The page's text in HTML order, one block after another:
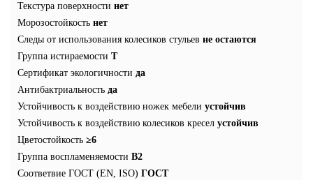
Текстура поверхности нет
Морозостойкость нет
Следы от использования колесиков стульев не остаются
Группа истираемости T
Сертификат экологичности да
Антибактриальность да
Устойчивость к воздействию ножек мебели устойчив
Устойчивость к воздействию колесиков кресел устойчив
Цветостойкость ≥6
Группа воспламеняемости В2
Соответвие ГОСТ (EN, ISO) ГОСТ